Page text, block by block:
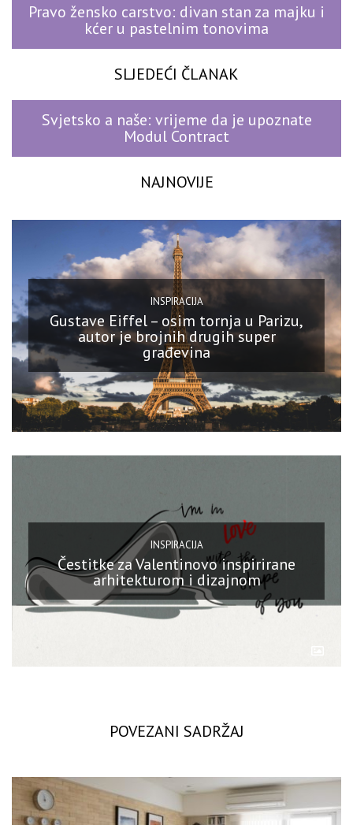
Pravo žensko carstvo: divan stan za majku i
kćer u pastelnim tonovima
SLJEDEĆI ČLANAK
Svjetsko a naše: vrijeme da je upoznate
Modul Contract
NAJNOVIJE
INSPIRACIJA
Gustave Eiffel – osim tornja u Parizu,
autor je brojnih drugih super
građevina
INSPIRACIJA
Čestitke za Valentinovo inspirirane
arhitekturom i dizajnom
POVEZANI SADRŽAJ